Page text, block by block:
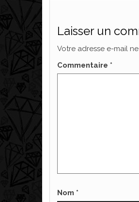
Laisser un
Votre adresse e-mail
Commentaire *
Nom *